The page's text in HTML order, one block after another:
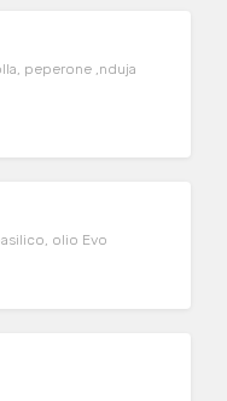
peperone ,nduja
olio Evo